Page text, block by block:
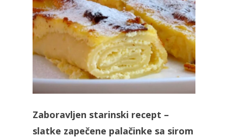
Zaboravljen starinski recept –
slatke zapečene palačinke sa sirom